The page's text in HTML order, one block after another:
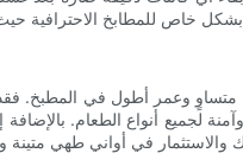
وعمر أطول في المطبخ.
لجميع أنواع الطعام.